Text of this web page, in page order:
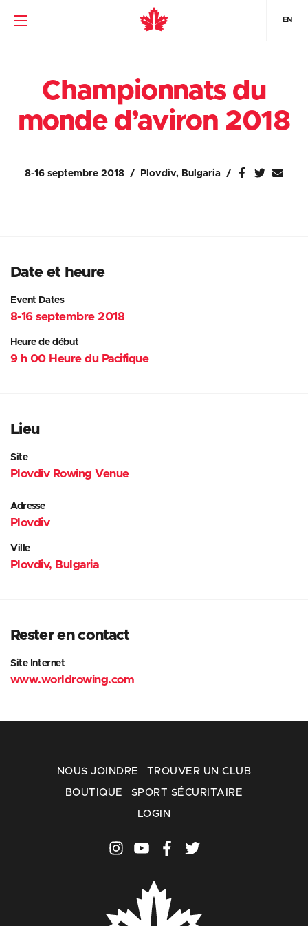
EN
Championnats du
monde d’aviron 2018
8-16 septembre 2018 Plovdiv, Bulgaria
Date et heure
Event Dates
8-16 septembre 2018
Heure de début
9 h 00 Heure du Pacifique
Lieu
Site
Plovdiv Rowing Venue
Adresse
Plovdiv
Ville
Plovdiv, Bulgaria
Rester en contact
Site Internet
www.worldrowing.com
NOUS JOINDRE TROUVER UN CLUB
BOUTIQUE SPORT SÉCURITAIRE
LOGIN